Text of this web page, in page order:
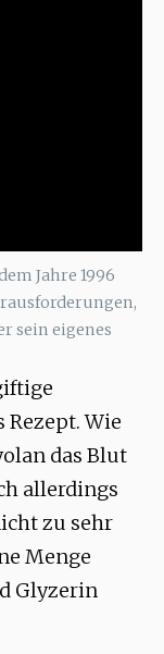
Jahre 1996
sein eigenes
Wie
das Blut
allerdings
zu sehr
Menge
Glyzerin